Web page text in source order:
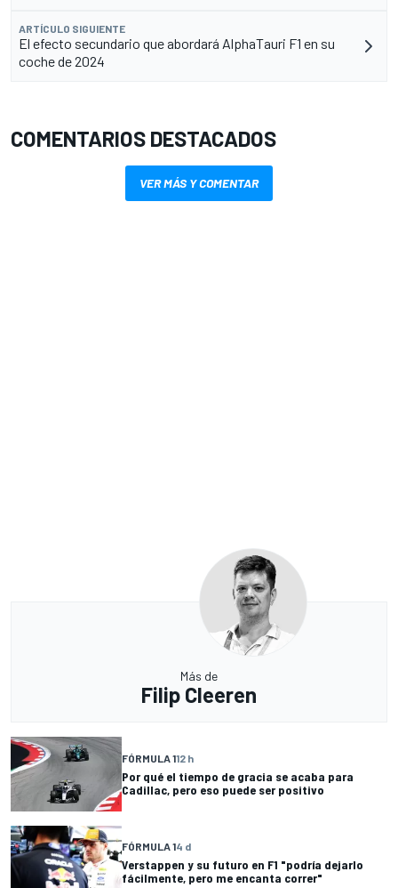
ARTÍCULO SIGUIENTE
El efecto secundario que abordará AlphaTauri F1 en su
coche de 2024
COMENTARIOS DESTACADOS
VER MÁS Y COMENTAR
Más de
Filip Cleeren
FÓRMULA 112 h
Por qué el tiempo de gracia se acaba para
Cadillac, pero eso puede ser positivo
FÓRMULA 14 d
Verstappen y su futuro en F1 "podría dejarlo
fácilmente, pero me encanta correr"